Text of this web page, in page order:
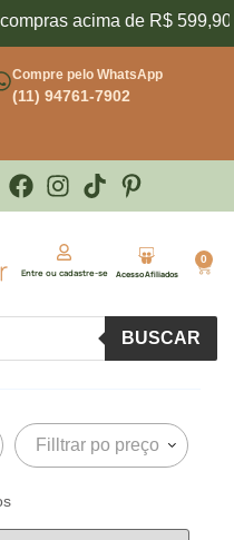
acima de R$ 599,90
Compre pelo WhatsApp
(11) 94761-7902
Entre ou cadastre-se Acesso Afiliados
0
BUSCAR
Filltrar po preço